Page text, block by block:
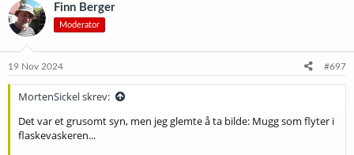
s
j
n
e
Finn Berger
Moderator
19 Nov 2024 #697
MortenSickel skrev:
Det var et grusomt syn, men jeg glemte å ta bilde: Mugg som flyter i
flaskevaskeren...